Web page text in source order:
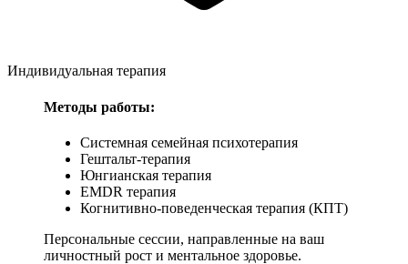
Индивидуальная терапия
Методы работы:
Системная семейная психотерапия
Гештальт-терапия
Юнгианская терапия
EMDR терапия
Когнитивно-поведенческая терапия (КПТ)
Персональные сессии, направленные на ваш
личностный рост и ментальное здоровье.